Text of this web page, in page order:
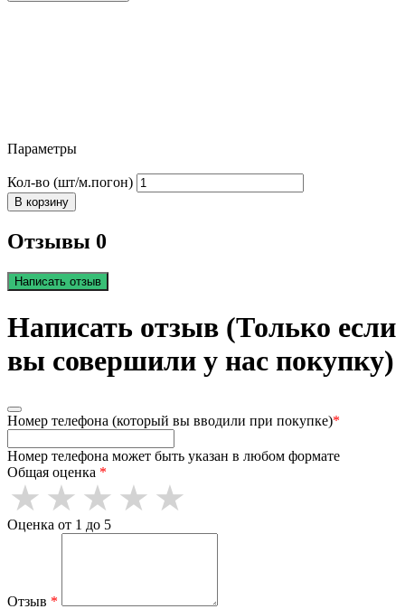
Параметры
Кол-во (шт/м.погон)
В корзину
Отзывы 0
Написать отзыв
Написать отзыв (Только если
вы совершили у нас покупку)
Номер телефона (который вы вводили при покупке)*
Номер телефона может быть указан в любом формате
Общая оценка *
Оценка от 1 до 5
Отзыв *